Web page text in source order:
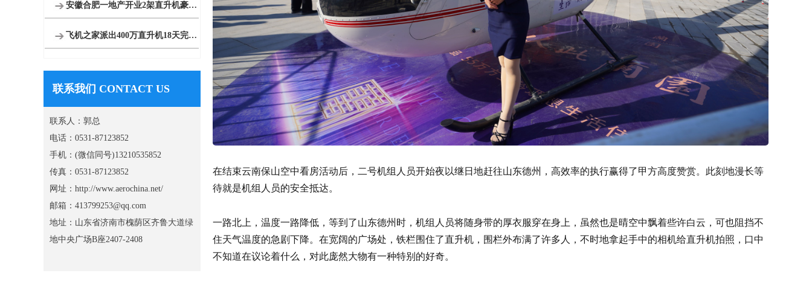
安徽合肥一地产开业2架直升机豪车助阵
飞机之家派出400万直升机18天完成云南昆明直升机航测
联系我们 CONTACT US
联系人：郭总
电话：0531-87123852
手机：(微信同号)13210535852
传真：0531-87123852
网址：http://www.aerochina.net/
邮箱：413799253@qq.com
地址：山东省济南市槐荫区齐鲁大道绿
地中央广场B座2407-2408
在结束云南保山空中看房活动后，二号机组人员开始夜以继日地赶往山东德州，高效率的执行赢得了甲方高度赞赏。此刻地漫长等
待就是机组人员的安全抵达。
一路北上，温度一路降低，等到了山东德州时，机组人员将随身带的厚衣服穿在身上，虽然也是晴空中飘着些许白云，可也阻挡不
住天气温度的急剧下降。在宽阔的广场处，铁栏围住了直升机，围栏外布满了许多人，不时地拿起手中的相机给直升机拍照，口中
不知道在议论着什么，对此庞然大物有一种特别的好奇。